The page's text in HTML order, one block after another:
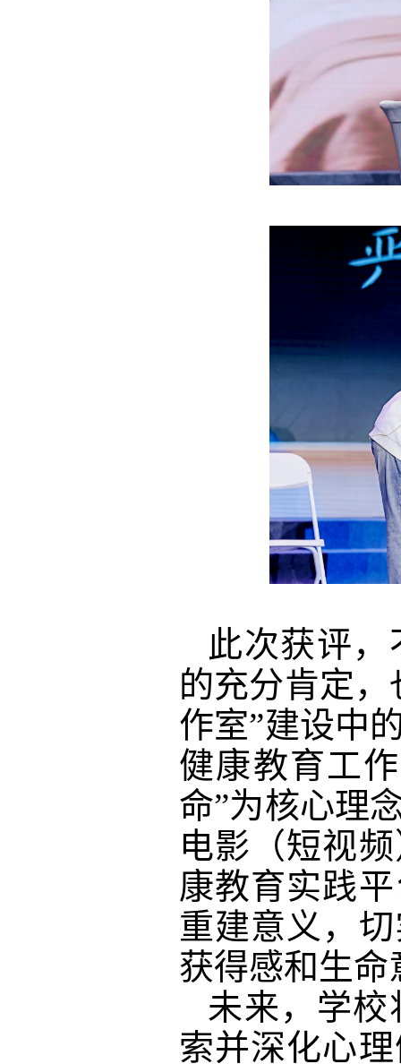
此次获评
的充分肯定
作室”建设中
健康教育工
命”为核心理
电影（短视
康教育实践
重建意义，
获得感和生命
未来，学
索并深化心